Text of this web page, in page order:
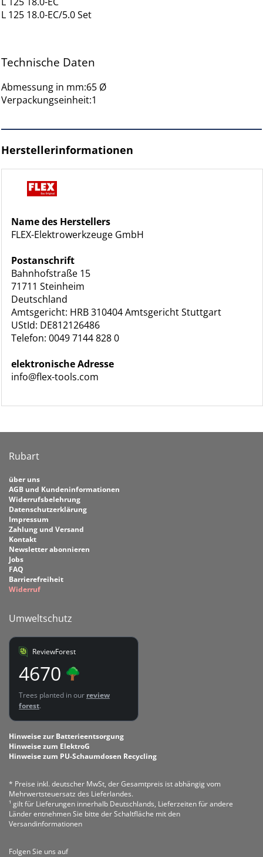
L 125 18.0-EC/5.0 Set
Technische Daten
Abmessung in mm:65 Ø
Verpackungseinheit:1
Herstellerinformationen
Name des Herstellers
FLEX-Elektrowerkzeuge GmbH
Postanschrift
Bahnhofstraße 15
71711 Steinheim
Deutschland
Amtsgericht: HRB 310404 Amtsgericht Stuttgart
UStId: DE812126486
Telefon: 0049 7144 828 0
elektronische Adresse
info@flex-tools.com
Rubart
über uns
AGB und Kundeninformationen
Widerrufsbelehrung
Datenschutzerklärung
Impressum
Zahlung und Versand
Kontakt
Newsletter abonnieren
Jobs
FAQ
Barrierefreiheit
Widerruf
Umweltschutz
ReviewForest
4670
Trees planted in our review
forest.
Hinweise zur Batterieentsorgung
Hinweise zum ElektroG
Hinweise zum PU-Schaumdosen Recycling
* Preise inkl. deutscher MwSt, der Gesamtpreis ist abhängig vom
Mehrwertsteuersatz des Lieferlandes.
¹ gilt für Lieferungen innerhalb Deutschlands, Lieferzeiten für andere
Länder entnehmen Sie bitte der Schaltfläche mit den
Versandinformationen
Folgen Sie uns auf